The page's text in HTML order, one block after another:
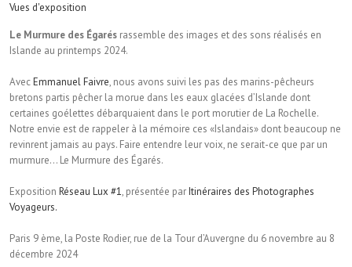
Vues d'exposition
Le Murmure des Égarés rassemble des images et des sons réalisés en
Islande au printemps 2024.
AvecEmmanuel Faivre, nous avons suivi les pas des marins-pêcheurs
bretons partis pêcher la morue dans les eaux glacées d’Islande dont
certaines goélettes débarquaient dans le port morutier de La Rochelle.
Notre envie est de rappeler à la mémoire ces «Islandais» dont beaucoup ne
revinrent jamais au pays. Faire entendre leur voix, ne serait-ce que par un
murmure… Le Murmure des Égarés.
Exposition Réseau Lux #1, présentée parItinéraires des Photographes
Voyageurs.
Paris 9 ème, la Poste Rodier, rue de la Tour d’Auvergne du 6 novembre au 8
décembre 2024